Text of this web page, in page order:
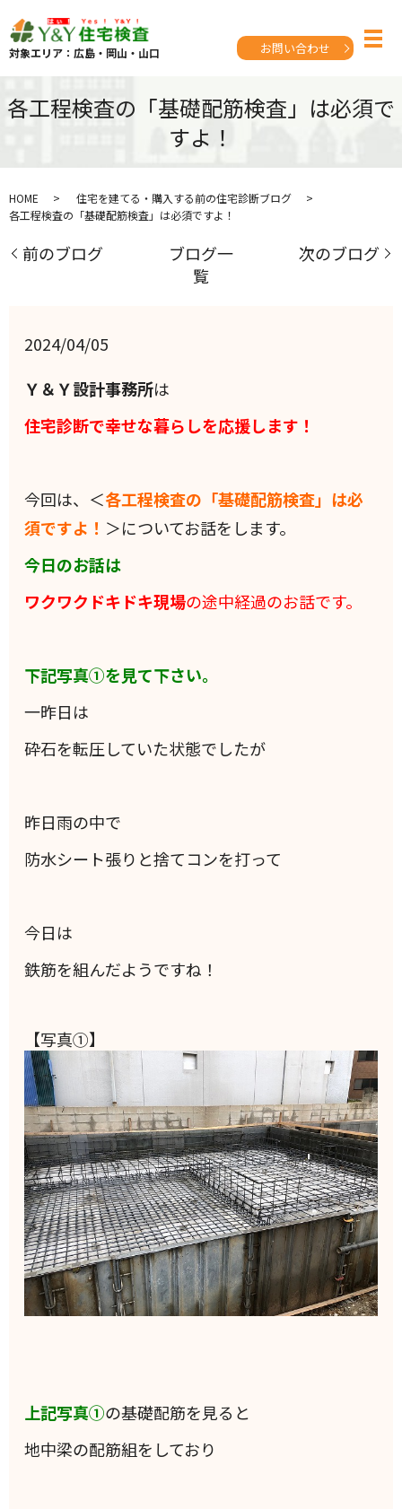
対象エリア：広島・岡山・山口 お問い合わせ
各工程検査の「基礎配筋検査」は必須で
すよ！
HOME
住宅を建てる・購入する前の住宅診断ブログ
各工程検査の「基礎配筋検査」は必須ですよ！
前のブログ
ブログ一
覧
次のブログ
2024/04/05
Ｙ＆Ｙ設計事務所は
住宅診断で幸せな暮らしを応援します！
今回は、＜各工程検査の「基礎配筋検査」は必
須ですよ！ ＞についてお話をします。
今日のお話は
ワクワクドキドキ現場の途中経過のお話です。
下記写真①を見て下さい。
一昨日は
砕石を転圧していた状態でしたが
昨日雨の中で
防水シート張りと捨てコンを打って
今日は
鉄筋を組んだようですね！
【写真①】
上記写真①の基礎配筋を見ると
地中梁の配筋組をしており